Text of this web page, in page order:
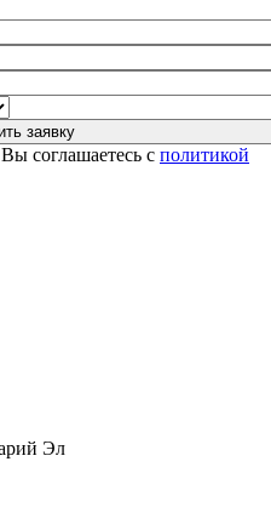
соглашаетесь с политикой
Эл